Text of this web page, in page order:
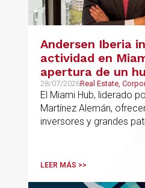
Andersen Iberia
actividad en
apertura de un
estratégico para
asesoramiento
patrimonial
Europa y
28/07/2026Real Estate,
Wealth
Business
El Miami Hub, liderado
Martínez Alemán,
inversores y grandes
Latinoamérica y otros
LEER MÁS >>